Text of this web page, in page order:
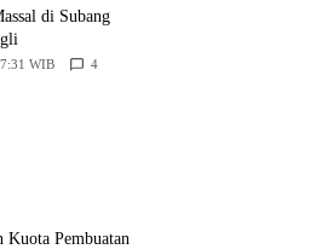
di Subang
WIB 4
Pembuatan